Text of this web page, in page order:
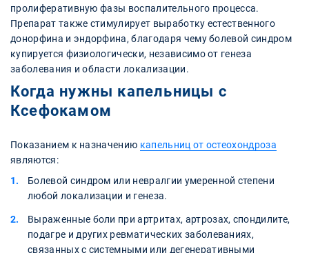
пролиферативную фазы воспалительного процесса.
Препарат также стимулирует выработку естественного
донорфина и эндорфина, благодаря чему болевой синдром
купируется физиологически, независимо от генеза
заболевания и области локализации.
Когда нужны капельницы с
Ксефокамом
Показанием к назначению капельниц от остеохондроза
являются:
Болевой синдром или невралгии умеренной степени
любой локализации и генеза.
Выраженные боли при артритах, артрозах, спондилите,
подагре и других ревматических заболеваниях,
связанных с системными или дегенеративными